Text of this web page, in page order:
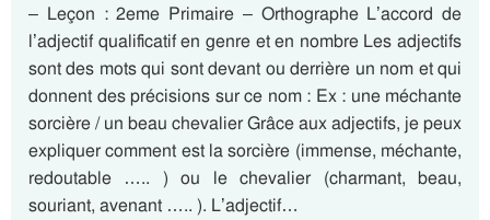
– Leçon : 2eme Primaire – Orthographe L’accord de
l’adjectif qualificatif en genre et en nombre Les adjectifs
sont des mots qui sont devant ou derrière un nom et qui
donnent des précisions sur ce nom : Ex : une méchante
sorcière / un beau chevalier Grâce aux adjectifs, je peux
expliquer comment est la sorcière (immense, méchante,
redoutable ….. ) ou le chevalier (charmant, beau,
souriant, avenant ….. ). L’adjectif…